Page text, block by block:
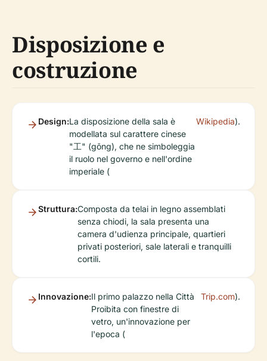
Disposizione e
costruzione
Design:La disposizione della sala è
modellata sul carattere cinese
"工" (gōng), che ne simboleggia
il ruolo nel governo e nell'ordine
imperiale (
Wikipedia).
Struttura:Composta da telai in legno assemblati
senza chiodi, la sala presenta una
camera d'udienza principale, quartieri
privati posteriori, sale laterali e tranquilli
cortili.
Innovazione:Il primo palazzo nella Città
Proibita con finestre di
vetro, un'innovazione per
l'epoca (
Trip.com).